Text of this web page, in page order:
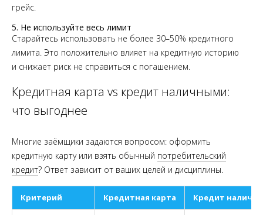
грейс.
5. Не используйте весь лимит
Старайтесь использовать не более 30–50% кредитного
лимита. Это положительно влияет на кредитную историю
и снижает риск не справиться с погашением.
Кредитная карта vs кредит наличными:
что выгоднее
Многие заёмщики задаются вопросом: оформить
кредитную карту или взять обычный потребительский
кредит? Ответ зависит от ваших целей и дисциплины.
Критерий Кредитная карта Кредит